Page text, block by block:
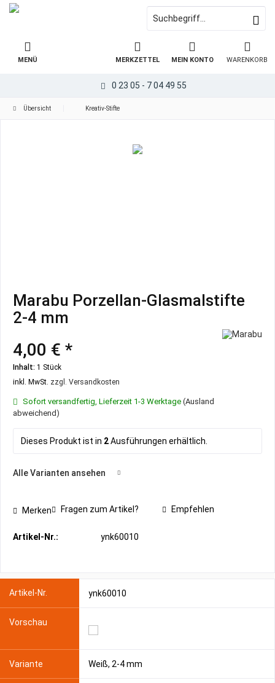
0 23 05 - 7 04 49 55
WARENKORB
MERKZETTEL MEIN KONTO
MENÜ
Übersicht Kreativ-Stifte
Marabu Porzellan-Glasmalstifte
2-4 mm
4,00 € *
Inhalt: 1 Stück
inkl. MwSt. zzgl. Versandkosten
Sofort versandfertig, Lieferzeit 1-3 Werktage (Ausland
abweichend)
Dieses Produkt ist in 2Ausführungen erhältlich.
Alle Varianten ansehen
Merken Fragen zum Artikel? Empfehlen
Artikel-Nr.: ynk60010
ynk60010
Weiß, 2-4 mm